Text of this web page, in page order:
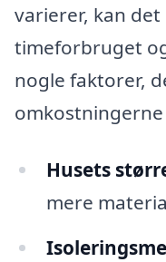
varierer, kan
timeforbruget
nogle faktorer,
Husets
mere